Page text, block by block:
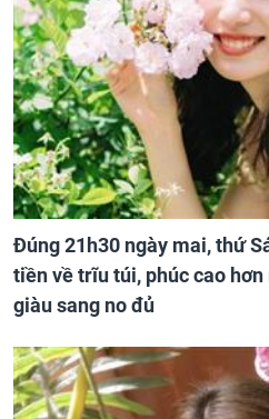
Đúng 21h30 ngày mai, thứ
tiền về trĩu túi, phúc cao
giàu sang no đủ